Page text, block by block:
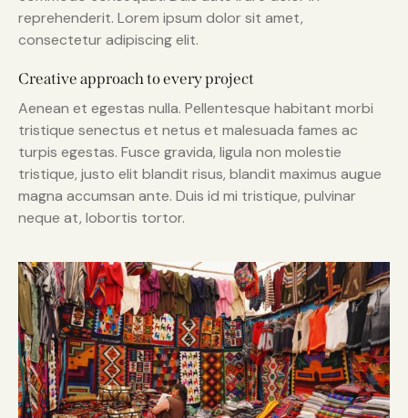
reprehenderit. Lorem ipsum dolor sit amet,
consectetur adipiscing elit.
Creative approach to every project
Aenean et egestas nulla. Pellentesque habitant morbi
tristique senectus et netus et malesuada fames ac
turpis egestas. Fusce gravida, ligula non molestie
tristique, justo elit blandit risus, blandit maximus augue
magna accumsan ante. Duis id mi tristique, pulvinar
neque at, lobortis tortor.